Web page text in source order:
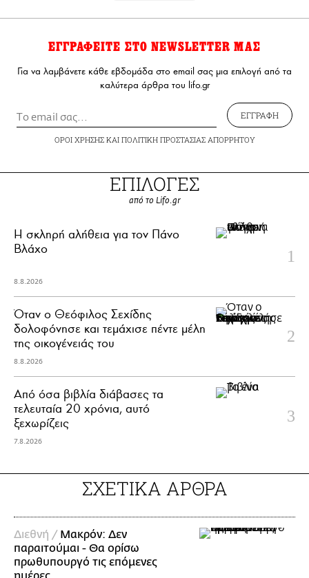
ΕΓΓΡΑΦΕΙΤΕ ΣΤΟ NEWSLETTER ΜΑΣ
Για να λαμβάνετε κάθε εβδομάδα στο email σας μια επιλογή από τα
καλύτερα άρθρα του lifo.gr
ΕΓΓΡΑΦΗ
ΟΡΟΙ ΧΡΗΣΗΣΚΑΙ ΠΟΛΙΤΙΚΗ ΠΡΟΣΤΑΣΙΑΣ ΑΠΟΡΡΗΤΟΥ
ΕΠΙΛΟΓΕΣ
από το Lifo.gr
H σκληρή αλήθεια για τον Πάνο
Βλάχο
8.8.2026
Όταν ο Θεόφιλος Σεχίδης
δολοφόνησε και τεμάχισε πέντε μέλη
της οικογένειάς του
8.8.2026
Από όσα βιβλία διάβασες τα
τελευταία 20 χρόνια, αυτό
ξεχωρίζεις
7.8.2026
ΣΧΕΤΙΚΑ ΑΡΘΡΑ
Διεθνή / Μακρόν: Δεν
παραιτούμαι - Θα ορίσω
πρωθυπουργό τις επόμενες